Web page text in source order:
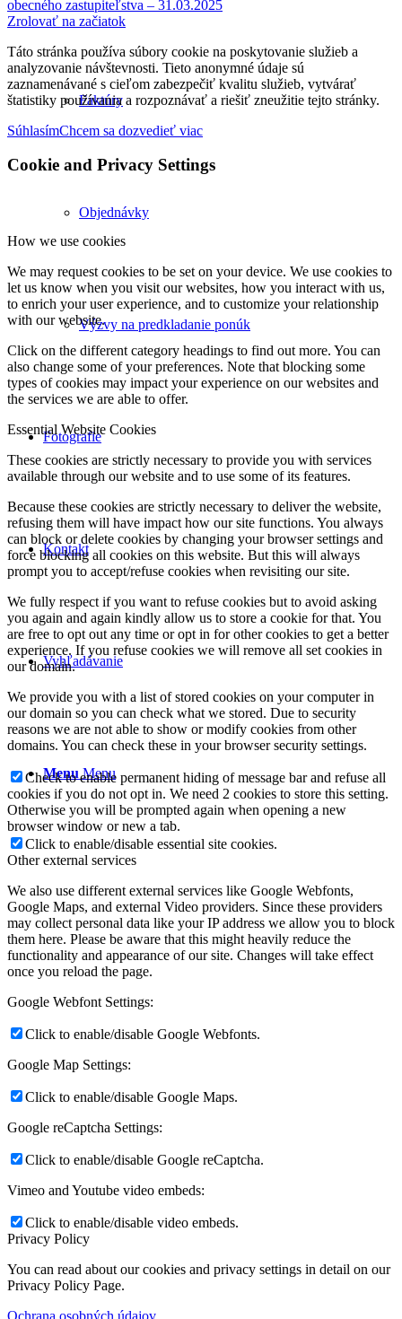
Faktúry
Objednávky
Výzvy na predkladanie ponúk
Fotografie
Kontakt
Vyhľadávanie
Menu Menu
obecného zastupiteľstva – 31.03.2025
Zrolovať na začiatok
Táto stránka používa súbory cookie na poskytovanie služieb a
analyzovanie návštevnosti. Tieto anonymné údaje sú
zaznamenávané s cieľom zabezpečiť kvalitu služieb, vytvárať
štatistiky používania a rozpoznávať a riešiť zneužitie tejto stránky.
SúhlasímChcem sa dozvedieť viac
Cookie and Privacy Settings
How we use cookies
We may request cookies to be set on your device. We use cookies to
let us know when you visit our websites, how you interact with us,
to enrich your user experience, and to customize your relationship
with our website.
Click on the different category headings to find out more. You can
also change some of your preferences. Note that blocking some
types of cookies may impact your experience on our websites and
the services we are able to offer.
Essential Website Cookies
These cookies are strictly necessary to provide you with services
available through our website and to use some of its features.
Because these cookies are strictly necessary to deliver the website,
refusing them will have impact how our site functions. You always
can block or delete cookies by changing your browser settings and
force blocking all cookies on this website. But this will always
prompt you to accept/refuse cookies when revisiting our site.
We fully respect if you want to refuse cookies but to avoid asking
you again and again kindly allow us to store a cookie for that. You
are free to opt out any time or opt in for other cookies to get a better
experience. If you refuse cookies we will remove all set cookies in
our domain.
We provide you with a list of stored cookies on your computer in
our domain so you can check what we stored. Due to security
reasons we are not able to show or modify cookies from other
domains. You can check these in your browser security settings.
Check to enable permanent hiding of message bar and refuse all
cookies if you do not opt in. We need 2 cookies to store this setting.
Otherwise you will be prompted again when opening a new
browser window or new a tab.
Click to enable/disable essential site cookies.
Other external services
We also use different external services like Google Webfonts,
Google Maps, and external Video providers. Since these providers
may collect personal data like your IP address we allow you to block
them here. Please be aware that this might heavily reduce the
functionality and appearance of our site. Changes will take effect
once you reload the page.
Google Webfont Settings:
Click to enable/disable Google Webfonts.
Google Map Settings:
Click to enable/disable Google Maps.
Google reCaptcha Settings:
Click to enable/disable Google reCaptcha.
Vimeo and Youtube video embeds:
Click to enable/disable video embeds.
Privacy Policy
You can read about our cookies and privacy settings in detail on our
Privacy Policy Page.